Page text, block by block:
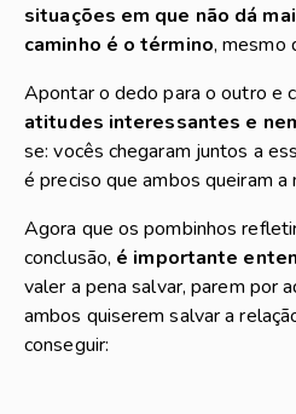
situações em que não dá
caminho é o término, mesmo
Apontar o dedo para o outro e
atitudes interessantes e
se: vocês chegaram juntos a
é preciso que ambos queiram a
Agora que os pombinhos
conclusão, é importante
valer a pena salvar, parem por
ambos quiserem salvar a
conseguir: